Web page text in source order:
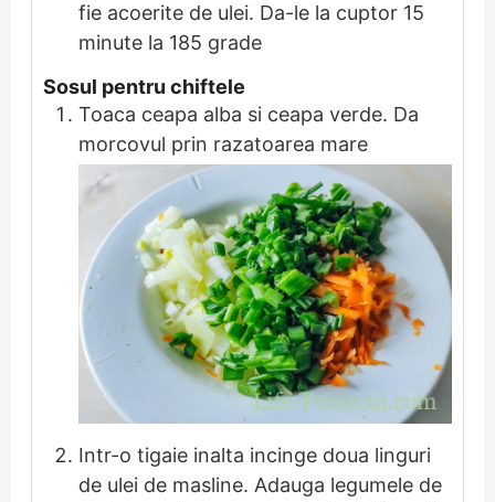
fie acoerite de ulei. Da-le la cuptor 15
minute la 185 grade
Sosul pentru chiftele
Toaca ceapa alba si ceapa verde. Da
morcovul prin razatoarea mare
Intr-o tigaie inalta incinge doua linguri
de ulei de masline. Adauga legumele de